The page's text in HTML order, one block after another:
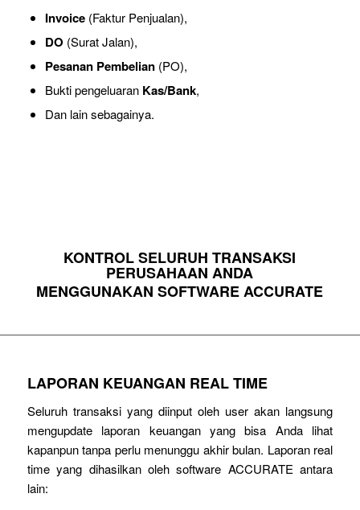
Invoice(Faktur Penjualan),
DO (Surat Jalan),
Pesanan Pembelian(PO),
Bukti pengeluaran Kas/Bank,
Dan lain sebagainya.
KONTROL SELURUH TRANSAKSI
PERUSAHAAN ANDA
MENGGUNAKAN SOFTWARE ACCURATE
LAPORAN KEUANGAN REAL TIME
Seluruh transaksi yang diinput oleh user akan langsung
mengupdate laporan keuangan yang bisa Anda lihat
kapanpun tanpa perlu menunggu akhir bulan. Laporan real
time yang dihasilkan oleh software ACCURATE antara
lain: